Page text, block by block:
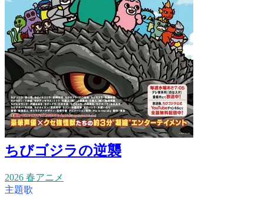
ちびゴジラの逆襲
2026 春アニメ
主題歌